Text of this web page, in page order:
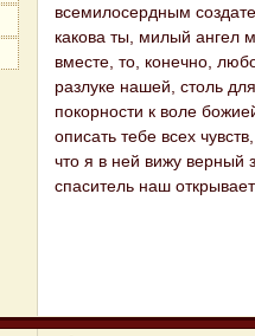
всемилосердным
какова ты, милый ангел
вместе, то, конечно,
разлуке нашей, столь
покорности к воле
описать тебе всех
что я в ней вижу верный
спаситель наш